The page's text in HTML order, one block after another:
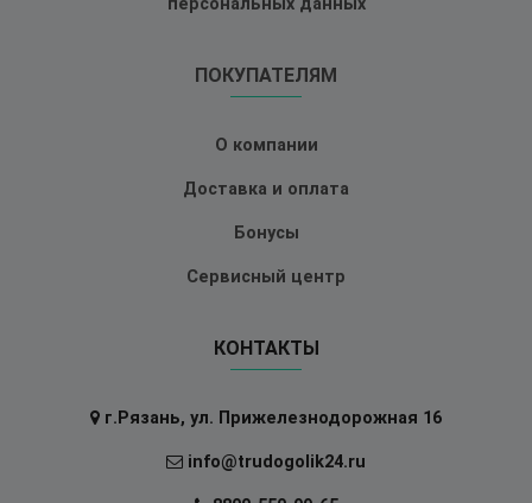
ПОКУПАТЕЛЯМ
О компании
Доставка и оплата
Бонусы
Сервисный центр
КОНТАКТЫ
г.Рязань, ул. Прижелезнодорожная 16
info@trudogolik24.ru